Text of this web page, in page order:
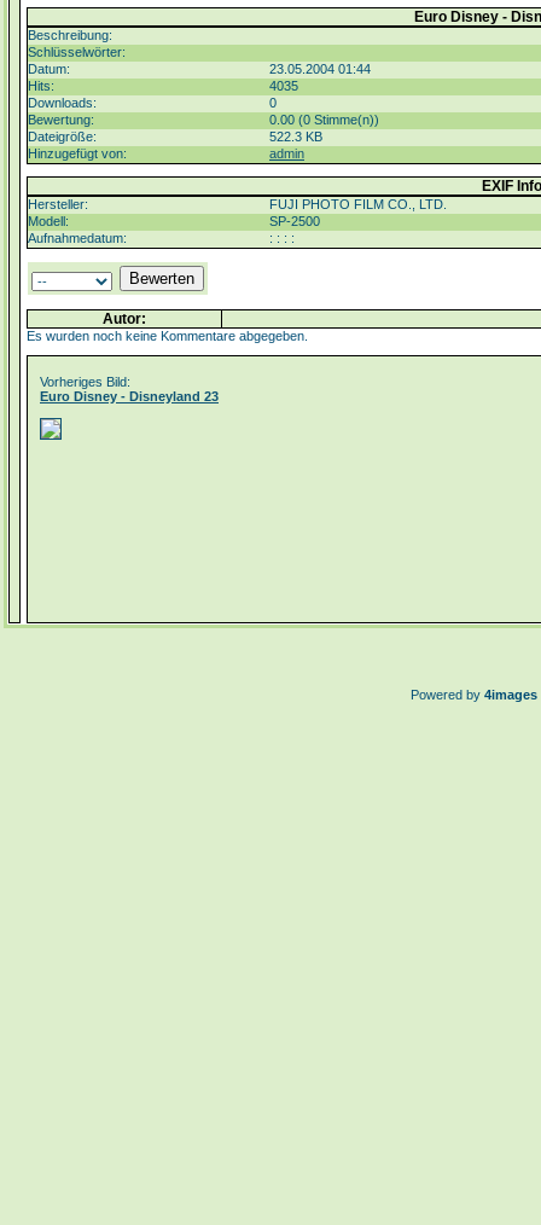
Euro Disney -
Beschreibung:
Schlüsselwörter:
Datum:
23.05.2004 01:44
Hits:
4035
Downloads:
0
Bewertung:
0.00 (0 Stimme(n))
Dateigröße:
522.3 KB
Hinzugefügt von:
admin
EXIF Info
Hersteller:
FUJI PHOTO FILM CO., LTD.
Modell:
SP-2500
Aufnahmedatum:
: : : :
Autor:
Es wurden noch keine Kommentare abgegeben.
Vorheriges Bild:
Euro Disney - Disneyland 23
Powered by 4images